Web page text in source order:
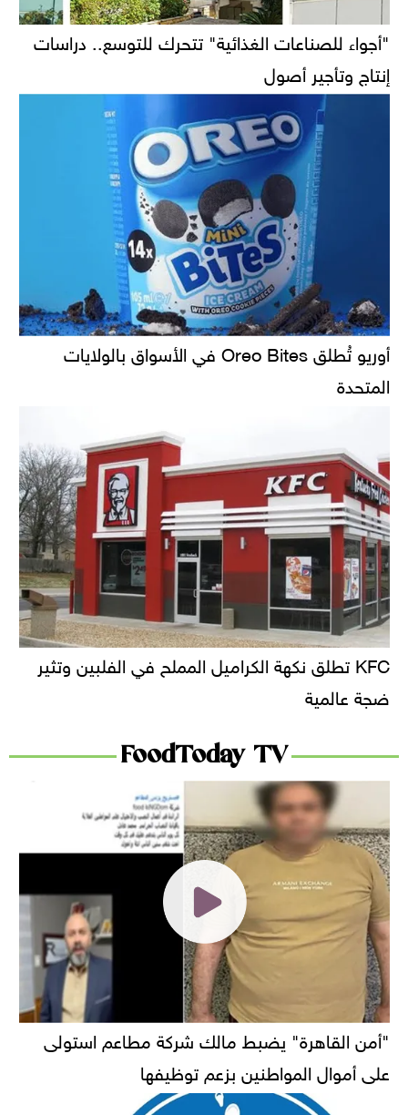
"أجواء للصناعات الغذائية" تتحرك للتوسع.. دراسات
إنتاج وتأجير أصول
أوريو تُطلق Oreo Bites في الأسواق بالولايات
المتحدة
KFC تطلق نكهة الكراميل المملح في الفلبين وتثير
ضجة عالمية
FoodToday TV
"أمن القاهرة" يضبط مالك شركة مطاعم استولى
على أموال المواطنين بزعم توظيفها